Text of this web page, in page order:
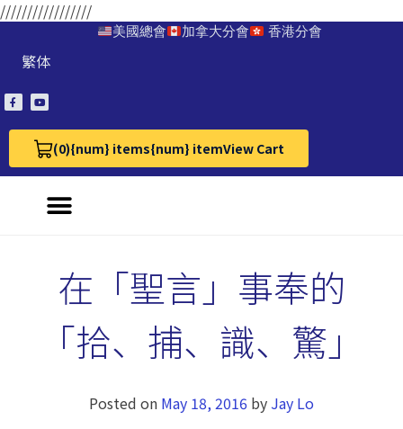
/////////////////
美國總會 加拿大分會 香港分會
繁体
(0)
View Cart 0{num} items{num} itemView Cart
在「聖言」事奉的
「拾、捕、識、驚」
Posted on May 18, 2016 by Jay Lo